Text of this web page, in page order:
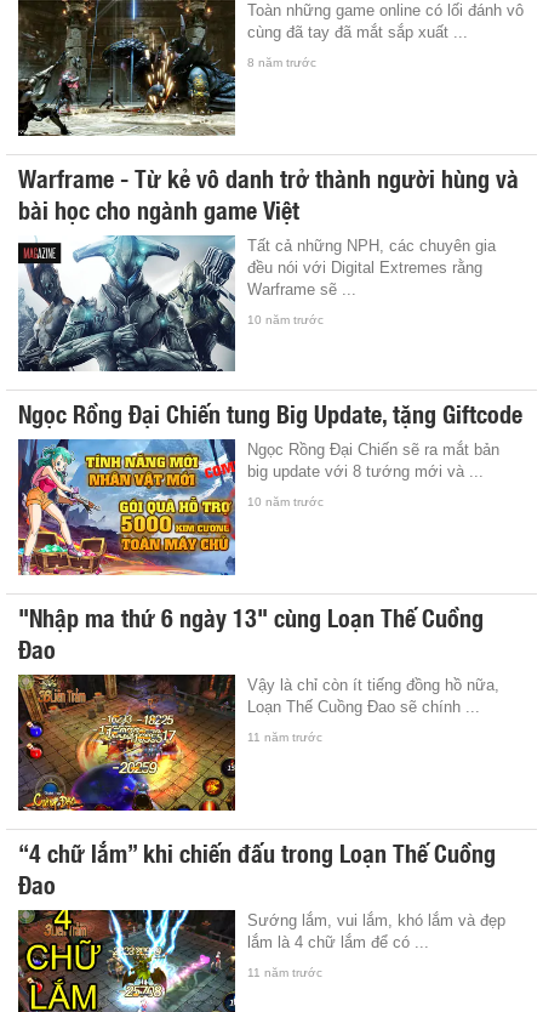
Toàn những game online có lối đánh vô
cùng đã tay đã mắt sắp xuất ...
8 năm trước
Warframe - Từ kẻ vô danh trở thành người hùng và
bài học cho ngành game Việt
Tất cả những NPH, các chuyên gia
đều nói với Digital Extremes rằng
Warframe sẽ ...
10 năm trước
Ngọc Rồng Đại Chiến tung Big Update, tặng Giftcode
Ngọc Rồng Đại Chiến sẽ ra mắt bản
big update với 8 tướng mới và ...
10 năm trước
"Nhập ma thứ 6 ngày 13" cùng Loạn Thế Cuồng
Đao
Vậy là chỉ còn ít tiếng đồng hồ nữa,
Loạn Thế Cuồng Đao sẽ chính ...
11 năm trước
“4 chữ lắm” khi chiến đấu trong Loạn Thế Cuồng
Đao
Sướng lắm, vui lắm, khó lắm và đẹp
lắm là 4 chữ lắm để có ...
11 năm trước